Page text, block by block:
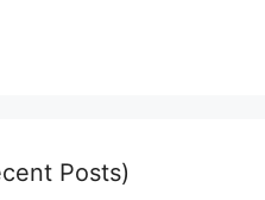
Posts)